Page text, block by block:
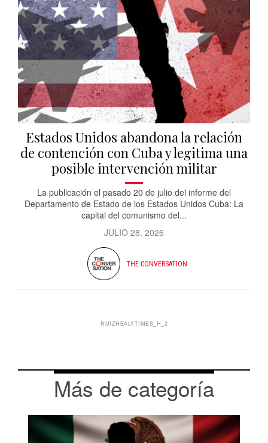
Estados Unidos abandona la relación
de contención con Cuba y legitima una
posible intervención militar
La publicación el pasado 20 de julio del informe del
Departamento de Estado de los Estados Unidos Cuba: La
capital del comunismo del...
JULIO 28, 2026
THE CONVERSATION
RUIZHEALYTIMES_H_2
Más de categoría